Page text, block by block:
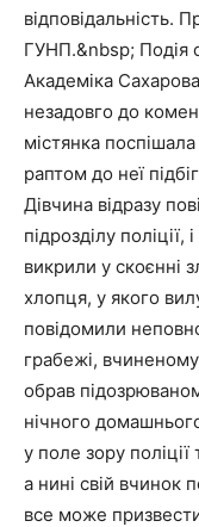
відповідальність.
ГУНП.&nbsp; Подія
Академіка
незадовго до
містянка
раптом до неї
Дівчина відразу
підрозділу
викрили у скоєнні
хлопця, у якого
повідомили
грабежі,
обрав
нічного
у поле зору
а нині свій вчинок
все може